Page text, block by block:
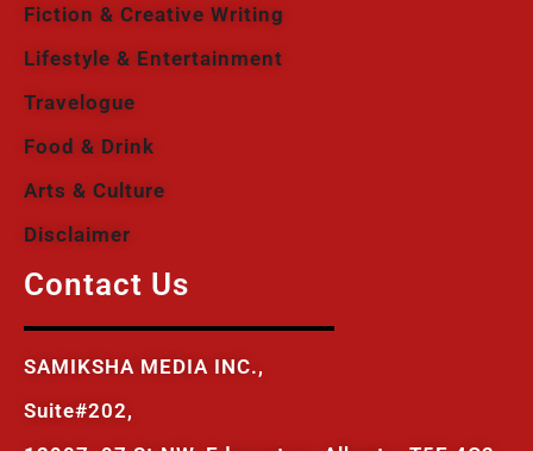
Fiction & Creative Writing
Lifestyle & Entertainment
Travelogue
Food & Drink
Arts & Culture
Disclaimer
Contact Us
SAMIKSHA MEDIA INC.,
Suite#202,